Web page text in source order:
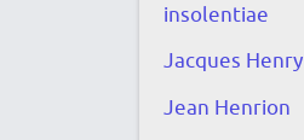
insolentiae
Jacques Henry
Jean Henrion